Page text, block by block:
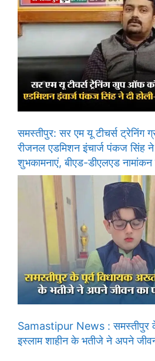
समस्तीपुर: सर एम यू टीचर्स
रीजनल एडमिशन इंचार्ज पंकज सिंह ने
शुभकामनाएं, बीएड-डीएलएड
Samastipur News : समस्तीपुर
इस्लाम शाहीन के भतीजे ने अपने